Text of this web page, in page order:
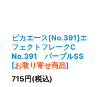
ピカエース[No.391]エ
フェクトフレークC
No.391 パープルSS
[お取り寄せ商品]
715円(税込)